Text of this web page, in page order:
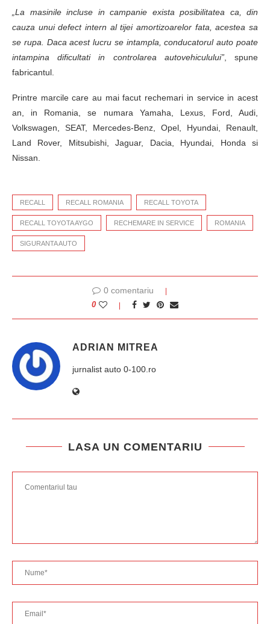
„La masinile incluse in campanie exista posibilitatea ca, din
cauza unui defect intern al tijei amortizoarelor fata, acestea sa
se rupa. Daca acest lucru se intampla, conducatorul auto poate
intampina dificultati in controlarea autovehiculului”, spune
fabricantul.
Printre marcile care au mai facut rechemari in service in acest
an, in Romania, se numara Yamaha, Lexus, Ford, Audi,
Volkswagen, SEAT, Mercedes-Benz, Opel, Hyundai, Renault,
Land Rover, Mitsubishi, Jaguar, Dacia, Hyundai, Honda si
Nissan.
RECALL RECALL ROMANIA RECALL TOYOTA
RECALL TOYOTA AYGO RECHEMARE IN SERVICE ROMANIA
SIGURANTA AUTO
0 comentariu
0
ADRIAN MITREA
jurnalist auto 0-100.ro
LASA UN COMENTARIU